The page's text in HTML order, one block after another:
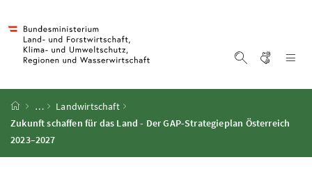
Startseite
…
Landwirtschaft
Zukunft schaffen für das Land - Der GAP-Strategieplan Österreich
2023–2027